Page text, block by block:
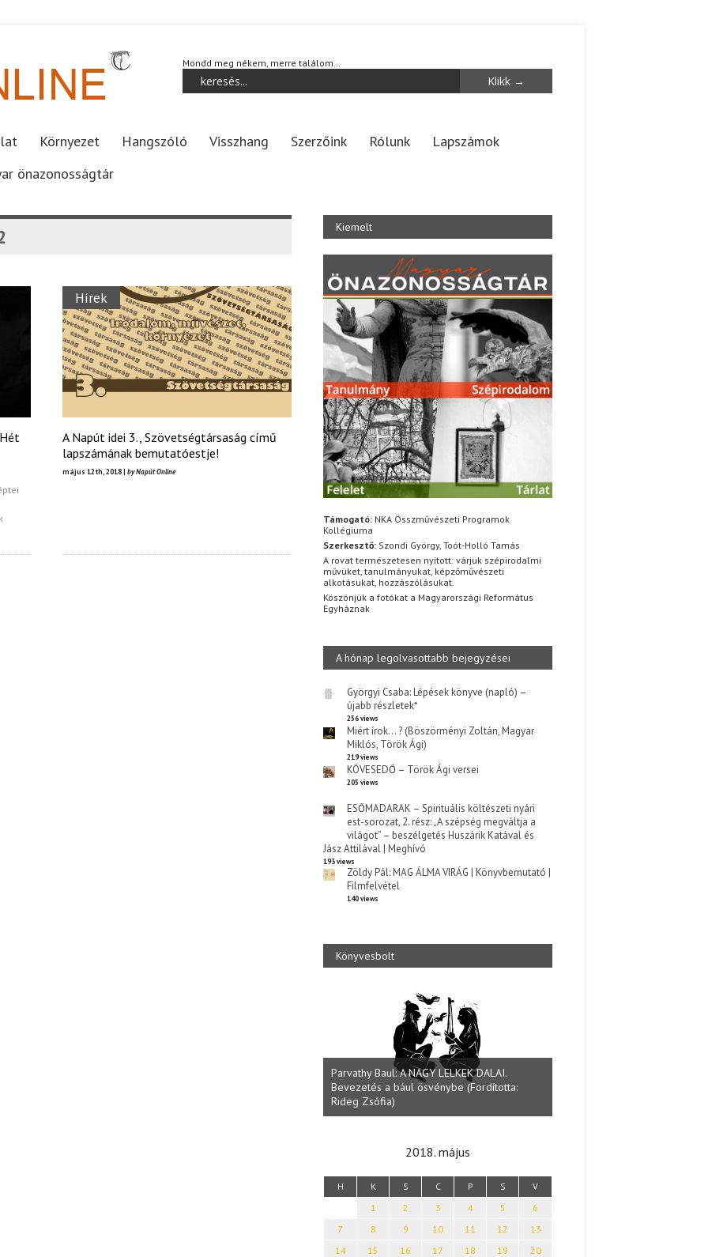
Mondd meg nékem, merre találom…
Környezet Hangszóló Visszhang Szerzőink Rólunk
Lapszámok
önazonosságtár
Hírek
A Napút idei 3., Szövetségtársaság című
lapszámának bemutatóestje!
május 12th, 2018 | by Napút Online
Kiemelt
Támogató: NKA Összművészeti Programok
Kollégiuma
Szerkesztő: Szondi György, Toót-Holló Tamás
A rovat természetesen nyitott: várjuk szépirodalmi
művüket, tanulmányukat, képzőművészeti
alkotásukat, hozzászólásukat.
Köszönjük a fotókat a Magyarországi Református
Egyháznak
A hónap legolvasottabb bejegyzései
Györgyi Csaba: Lépések könyve (napló) –
újabb részletek*
256 views
Miért írok… ? (Böszörményi Zoltán, Magyar
Miklós, Török Ági)
219 views
KÖVESEDŐ – Török Ági versei
205 views
ESŐMADARAK – Spirituális költészeti nyári
est-sorozat, 2. rész: „A szépség megváltja a
világot” – beszélgetés Huszárik Katával és
Jász Attilával | Meghívó
193 views
Zöldy Pál: MAG ÁLMA VIRÁG | Könyvbemutató |
Filmfelvétel
140 views
Könyvesbolt
Parvathy Baul: A NAGY LELKEK DALAI.
Bevezetés a bául ösvénybe (Fordította:
Halmai Tamás: Megválaszolt érintés. Leveles
2018. május
H K S C P S V
1 2 3 4 5
6
7
8 9 10 11 12
13
14
15 16 17 18 19
20